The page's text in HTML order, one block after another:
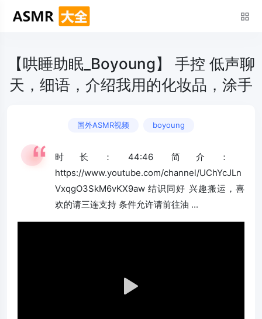
【哄睡助眠_Boyoung】 手控 低声聊
天，细语，介绍我用的化妆品，涂手
国外ASMR视频 boyoung
时长：44:46 简介：
https://www.youtube.com/channel/UChYcJLn
VxqgO3SkM6vKX9aw 结识同好 兴趣搬运，喜
欢的请三连支持 条件允许请前往油 ...